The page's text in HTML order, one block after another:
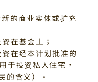
的商业实体或扩充
在基金上；
在经本计划批准的
于投资私人住宅，
的含义）。